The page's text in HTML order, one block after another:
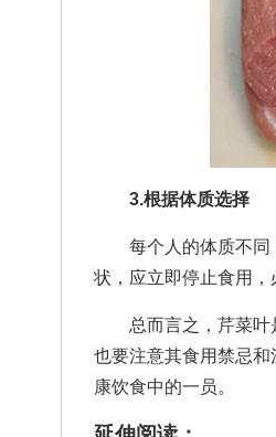
3.根据体质选择
每个人的体质不同，
状，应立即停止食用，
总而言之，芹菜叶是
也要注意其食用禁忌
康饮食中的一员。